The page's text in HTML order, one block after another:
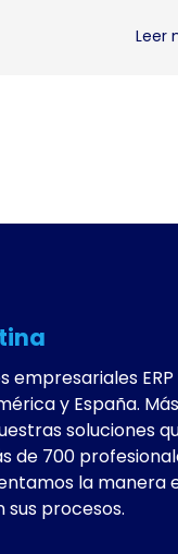
Leer
empresariales
y España.
soluciones
de 700
la manera
procesos.